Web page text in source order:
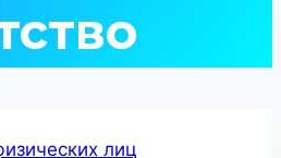
лиц